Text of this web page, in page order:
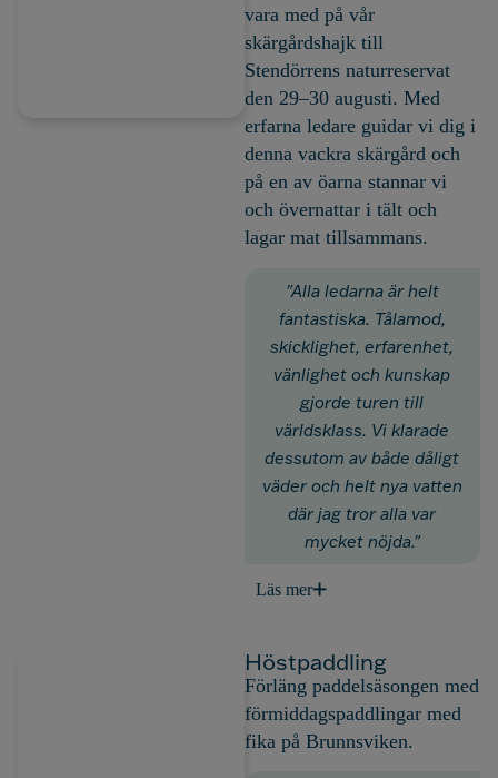
vara med på vår
skärgårdshajk till
Stendörrens naturreservat
den 29–30 augusti. Med
erfarna ledare guidar vi dig i
denna vackra skärgård och
på en av öarna stannar vi
och övernattar i tält och
lagar mat tillsammans.
"Alla ledarna är helt
fantastiska. Tålamod,
skicklighet, erfarenhet,
vänlighet och kunskap
gjorde turen till
världsklass. Vi klarade
dessutom av både dåligt
väder och helt nya vatten
där jag tror alla var
mycket nöjda."
Läs mer
Höstpaddling
Förläng paddelsäsongen med
förmiddagspaddlingar med
fika på Brunnsviken.